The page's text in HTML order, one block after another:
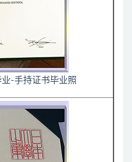
-手持证书毕业照